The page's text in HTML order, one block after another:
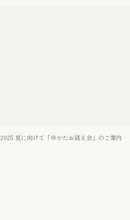
2025 夏に向けて「ゆかたお誂え会」のご案内